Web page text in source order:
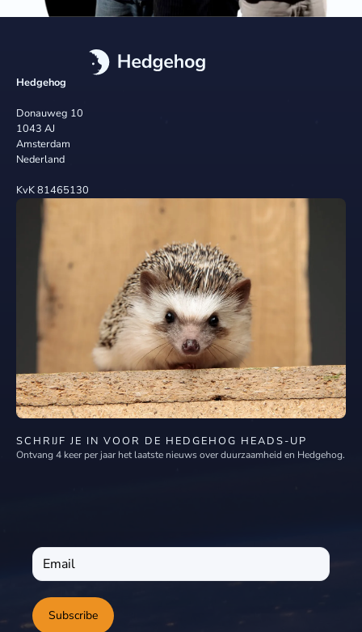
Hedgehog
Donauweg 10
1043 AJ
Amsterdam
Nederland
KvK 81465130
SCHRIJF JE IN VOOR DE HEDGEHOG HEADS-UP
Ontvang 4 keer per jaar het laatste nieuws over duurzaamheid en Hedgehog.
Subscribe